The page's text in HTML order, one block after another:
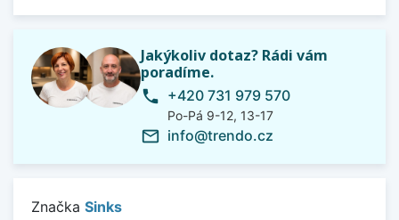
Jakýkoliv dotaz? Rádi vám
poradíme.
phone +420 731 979 570
Po-Pá 9-12, 13-17
mail_outline info@trendo.cz
Značka Sinks